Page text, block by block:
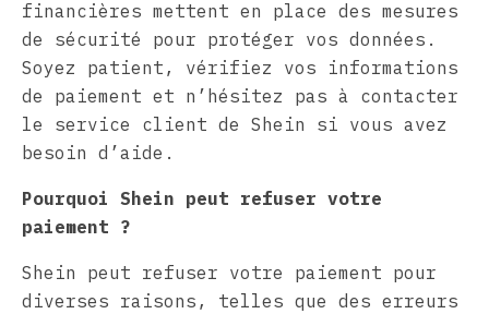
financières mettent en place des mesures
de sécurité pour protéger vos données.
Soyez patient, vérifiez vos informations
de paiement et n’hésitez pas à contacter
le service client de Shein si vous avez
besoin d’aide.
Pourquoi Shein peut refuser votre
paiement ?
Shein peut refuser votre paiement pour
diverses raisons, telles que des erreurs